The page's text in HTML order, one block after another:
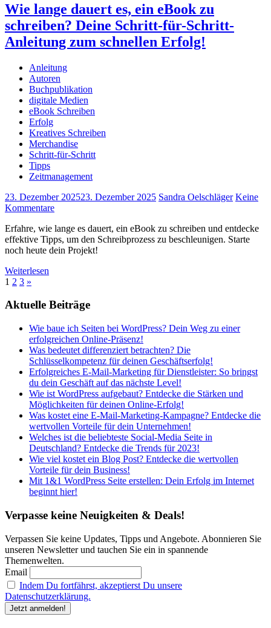
Wie lange dauert es, ein eBook zu
schreiben? Deine Schritt-für-Schritt-
Anleitung zum schnellen Erfolg!
Anleitung
Autoren
Buchpublikation
digitale Medien
eBook Schreiben
Erfolg
Kreatives Schreiben
Merchandise
Schritt-für-Schritt
Tipps
Zeitmanagement
23. Dezember 202523. Dezember 2025 Sandra Oelschläger Keine
Kommentare
Erfahre, wie lange es dauert, ein eBook zu schreiben und entdecke
effektive Tipps, um den Schreibprozess zu beschleunigen. Starte
noch heute dein Projekt!
Weiterlesen
Seitennummerierung
der
1 2 3 Nächste
»
Aktuelle Beiträge
Wie baue ich Seiten bei WordPress? Dein Weg zu einer
erfolgreichen Online-Präsenz!
Was bedeutet differenziert betrachten? Die
Schlüsselkompetenz für deinen Geschäftserfolg!
Erfolgreiches E-Mail-Marketing für Dienstleister: So bringst
du dein Geschäft auf das nächste Level!
Wie ist WordPress aufgebaut? Entdecke die Stärken und
Möglichkeiten für deinen Online-Erfolg!
Was kostet eine E-Mail-Marketing-Kampagne? Entdecke die
wertvollen Vorteile für dein Unternehmen!
Welches ist die beliebteste Social-Media Seite in
Deutschland? Entdecke die Trends für 2023!
Wie viel kostet ein Blog Post? Entdecke die wertvollen
Vorteile für dein Business!
Mit 1&1 WordPress Seite erstellen: Dein Erfolg im Internet
beginnt hier!
Verpasse keine Neuigkeiten & Deals!
Verpassen Sie keine Updates, Tipps und Angebote. Abonnieren Sie
unseren Newsletter und tauchen Sie ein in spannende
Themenwelten.
Email
Indem Du fortfährst, akzeptierst Du unsere
Datenschutzerklärung.